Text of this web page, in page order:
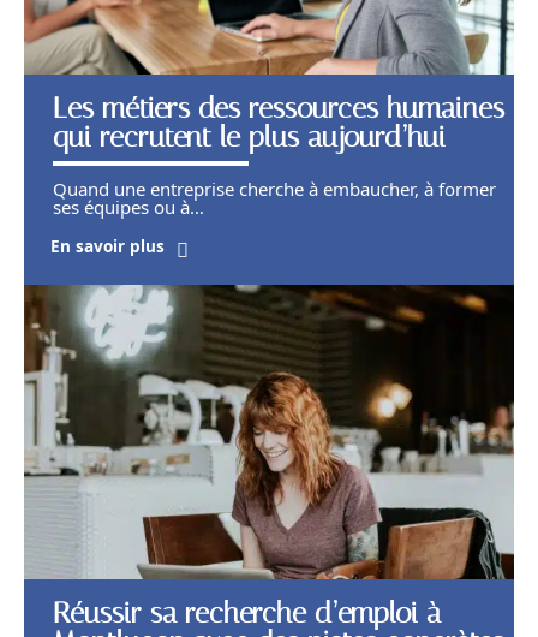
Les métiers des ressources humaines
qui recrutent le plus aujourd’hui
Quand une entreprise cherche à embaucher, à former
ses équipes ou à…
En savoir plus
Réussir sa recherche d’emploi à